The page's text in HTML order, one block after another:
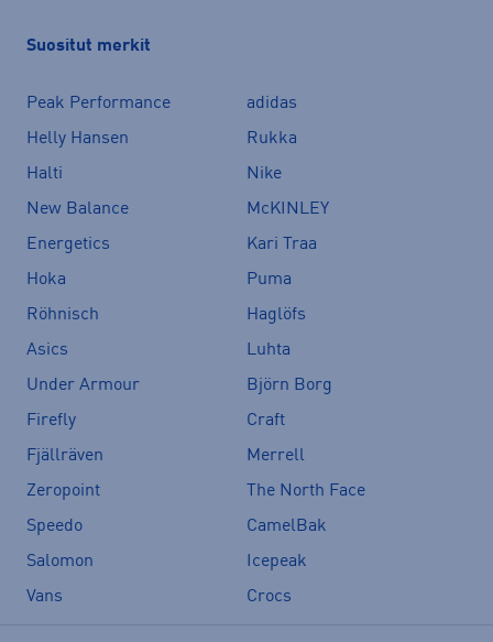
Suositut merkit
Peak Performance
adidas
Helly Hansen
Rukka
Halti
Nike
New Balance
McKINLEY
Energetics
Kari Traa
Hoka
Puma
Röhnisch
Haglöfs
Asics
Luhta
Under Armour
Björn Borg
Firefly
Craft
Fjällräven
Merrell
Zeropoint
The North Face
Speedo
CamelBak
Salomon
Icepeak
Vans
Crocs